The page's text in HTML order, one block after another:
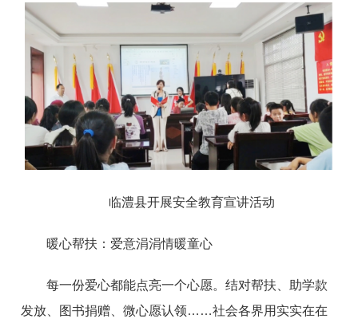
临澧县开展安全教育宣讲活动
暖心帮扶：爱意涓涓情暖童心
每一份爱心都能点亮一个心愿。结对帮扶、助学款
发放、图书捐赠、微心愿认领……社会各界用实实在在